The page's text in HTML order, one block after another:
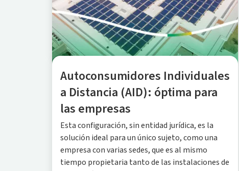
Autoconsumidores Individuales
a Distancia (AID): óptima para
las empresas
Esta configuración, sin entidad jurídica, es la
solución ideal para un único sujeto, como una
empresa con varias sedes, que es al mismo
tiempo propietaria tanto de las instalaciones de